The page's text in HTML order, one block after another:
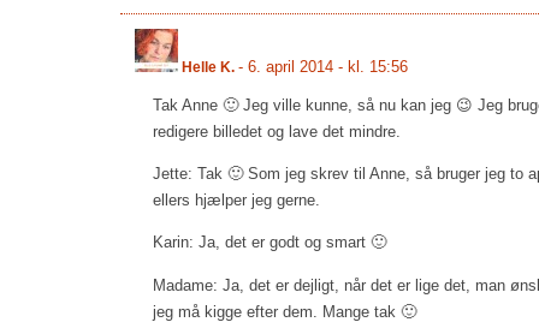
Helle K. - 6. april 2014 - kl. 15:56
Tak Anne 🙂 Jeg ville kunne, så nu kan jeg 😉 Jeg
redigere billedet og lave det mindre.
Jette: Tak 🙂 Som jeg skrev til Anne, så bruger jeg to
ellers hjælper jeg gerne.
Karin: Ja, det er godt og smart 🙂
Madame: Ja, det er dejligt, når det er lige det, man
jeg må kigge efter dem. Mange tak 🙂